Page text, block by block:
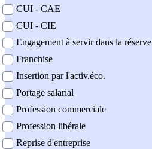
CUI - CAE
CUI - CIE
Engagement à servir dans la réserve
Franchise
Insertion par l'activ.éco.
Portage salarial
Profession commerciale
Profession libérale
Reprise d'entreprise